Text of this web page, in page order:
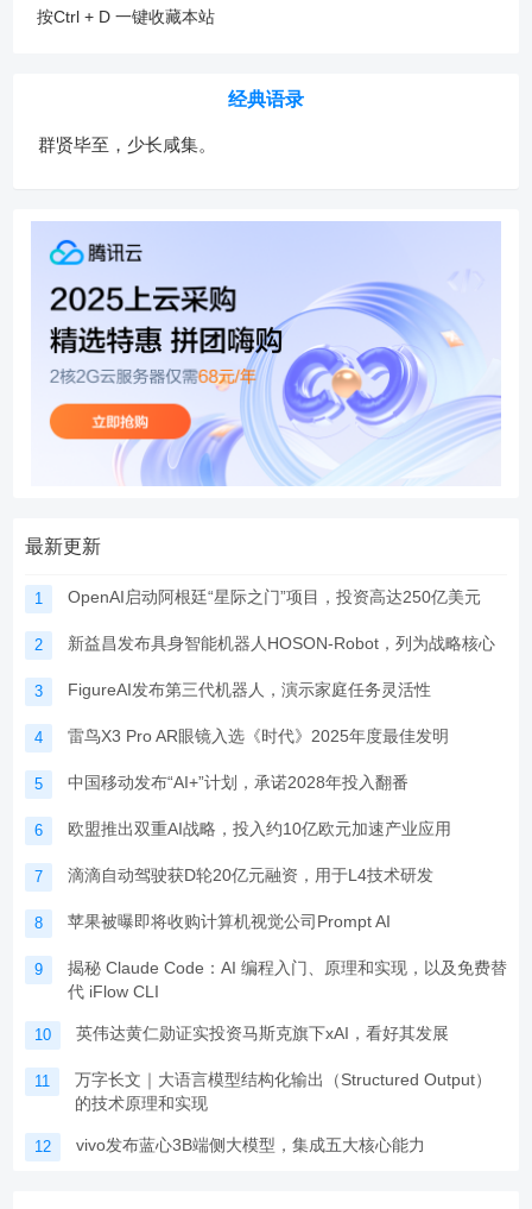
按Ctrl + D 一键收藏本站
经典语录
群贤毕至，少长咸集。
最新更新
1 OpenAI启动阿根廷“星际之门”项目，投资高达250亿美元
2 新益昌发布具身智能机器人HOSON-Robot，列为战略核心
3 FigureAI发布第三代机器人，演示家庭任务灵活性
4 雷鸟X3 Pro AR眼镜入选《时代》2025年度最佳发明
5 中国移动发布“AI+”计划，承诺2028年投入翻番
6 欧盟推出双重AI战略，投入约10亿欧元加速产业应用
7 滴滴自动驾驶获D轮20亿元融资，用于L4技术研发
8 苹果被曝即将收购计算机视觉公司Prompt AI
9
揭秘 Claude Code：AI 编程入门、原理和实现，以及免费替
代 iFlow CLI
10 英伟达黄仁勋证实投资马斯克旗下xAI，看好其发展
11
万字长文｜大语言模型结构化输出（Structured Output）
的技术原理和实现
12 vivo发布蓝心3B端侧大模型，集成五大核心能力